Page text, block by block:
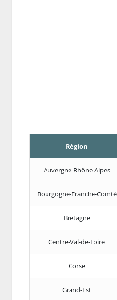
Région
Auvergne-Rhône-Alpes
Bourgogne-Franche-Comté
Bretagne
Centre-Val-de-Loire
Corse
Grand-Est